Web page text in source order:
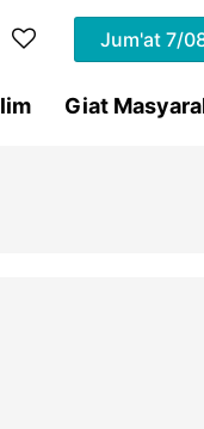
Jum'at 7/
Giat